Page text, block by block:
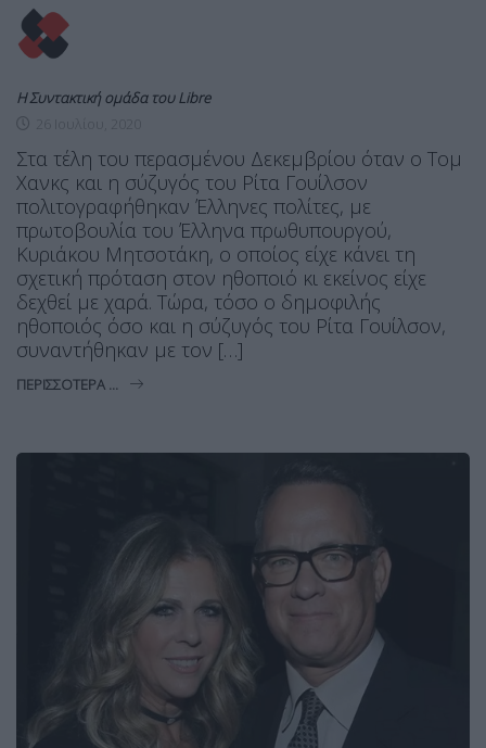
Η Συντακτική ομάδα του Libre
Στα τέλη του περασμένου Δεκεμβρίου όταν ο Τομ
Χανκς και η σύζυγός του Ρίτα Γουίλσον
πολιτογραφήθηκαν Έλληνες πολίτες, με
πρωτοβουλία του Έλληνα πρωθυπουργού,
Κυριάκου Μητσοτάκη, ο οποίος είχε κάνει τη
σχετική πρόταση στον ηθοποιό κι εκείνος είχε
δεχθεί με χαρά. Τώρα, τόσο ο δημοφιλής
ηθοποιός όσο και η σύζυγός του Ρίτα Γουίλσον,
συναντήθηκαν με τον […]
ΠΕΡΙΣΣΌΤΕΡΑ ...